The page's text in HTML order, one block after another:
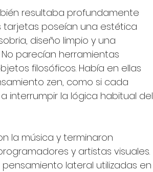
resultaba profundamente
tarjetas poseían una estética
diseño limpio y una
parecían herramientas
filosóficos. Había en ellas
zen, como si cada
interrumpir la lógica habitual del
la música y terminaron
y artistas visuales.
lateral utilizadas en